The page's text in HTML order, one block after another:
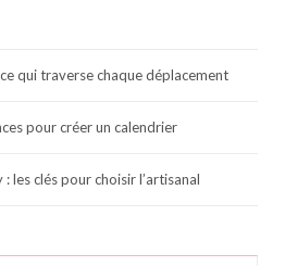
qui traverse chaque déplacement
pour créer un calendrier
les clés pour choisir l’artisanal